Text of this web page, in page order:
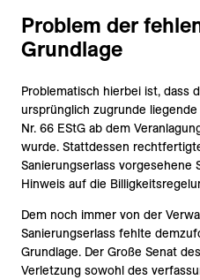
Problem der
Grundlage
Problematisch hierbei ist, dass
ursprünglich zugrunde
Nr. 66 EStG ab dem
wurde. Stattdessen
Sanierungserlass
Hinweis auf die
Dem noch immer von der
Sanierungserlass fehlte
Grundlage. Der Große Senat
Verletzung sowohl des